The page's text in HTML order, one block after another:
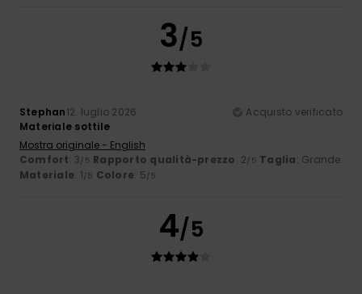
3/5
Stephan12. luglio 2026
Acquisto verificato
Materiale sottile
Mostra originale - English
Comfort: 3/5 Rapporto qualità-prezzo: 2/5 Taglia: Grande
Materiale: 1/5 Colore: 5/5
4/5